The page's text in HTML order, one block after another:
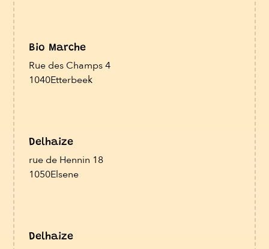
Bio Marche
Rue des Champs 4
1040Etterbeek
Delhaize
rue de Hennin 18
1050Elsene
Delhaize